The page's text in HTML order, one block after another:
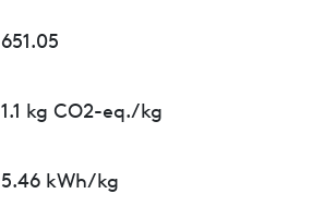
651.05
1.1 kg CO2-eq./kg
5.46 kWh/kg